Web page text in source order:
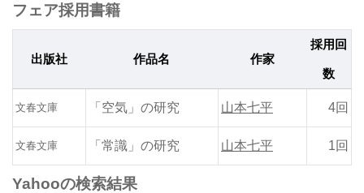
フェア採用書籍
出版社 作品名 作家
採用回
数
文春文庫 「空気」の研究 山本七平 4回
文春文庫 「常識」の研究 山本七平 1回
Yahooの検索結果